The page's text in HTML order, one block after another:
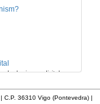
em tempos adversos
Definición e parámetros dunha imaxe dixital. Resolución e Aspecto. Profundidade da cor. Compresión. Frame por segundo. Entrelazado. Campos, cadros
C.P. 36310 Vigo (Pontevedra) |